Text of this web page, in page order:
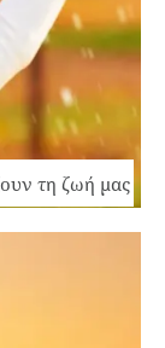
τη ζωή μας